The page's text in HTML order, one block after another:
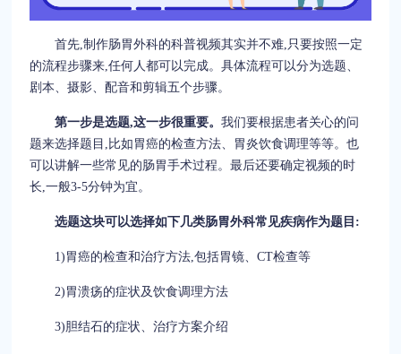
首先,制作肠胃外科的科普视频其实并不难,只要按照一定
的流程步骤来,任何人都可以完成。具体流程可以分为选题、
剧本、摄影、配音和剪辑五个步骤。
第一步是选题,这一步很重要。我们要根据患者关心的问
题来选择题目,比如胃癌的检查方法、胃炎饮食调理等等。也
可以讲解一些常见的肠胃手术过程。最后还要确定视频的时
长,一般3-5分钟为宜。
选题这块可以选择如下几类肠胃外科常见疾病作为题目:
1)胃癌的检查和治疗方法,包括胃镜、CT检查等
2)胃溃疡的症状及饮食调理方法
3)胆结石的症状、治疗方案介绍